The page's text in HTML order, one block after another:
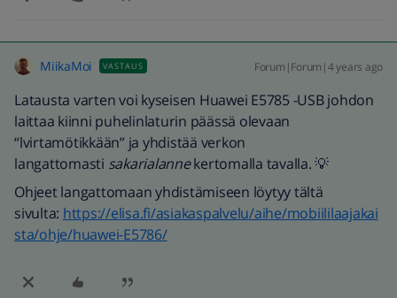
MiikaMoi VASTAUS Forum|Forum|4 years ago
Latausta varten voi kyseisen Huawei E5785 -USB johdon
laittaa kiinni puhelinlaturin päässä olevaan
“lvirtamötikkään” ja yhdistää verkon
langattomasti sakarialannekertomalla tavalla. 💡
Ohjeet langattomaan yhdistämiseen löytyy tältä
sivulta: https://elisa.fi/asiakaspalvelu/aihe/mobiililaajakai
sta/ohje/huawei-E5786/